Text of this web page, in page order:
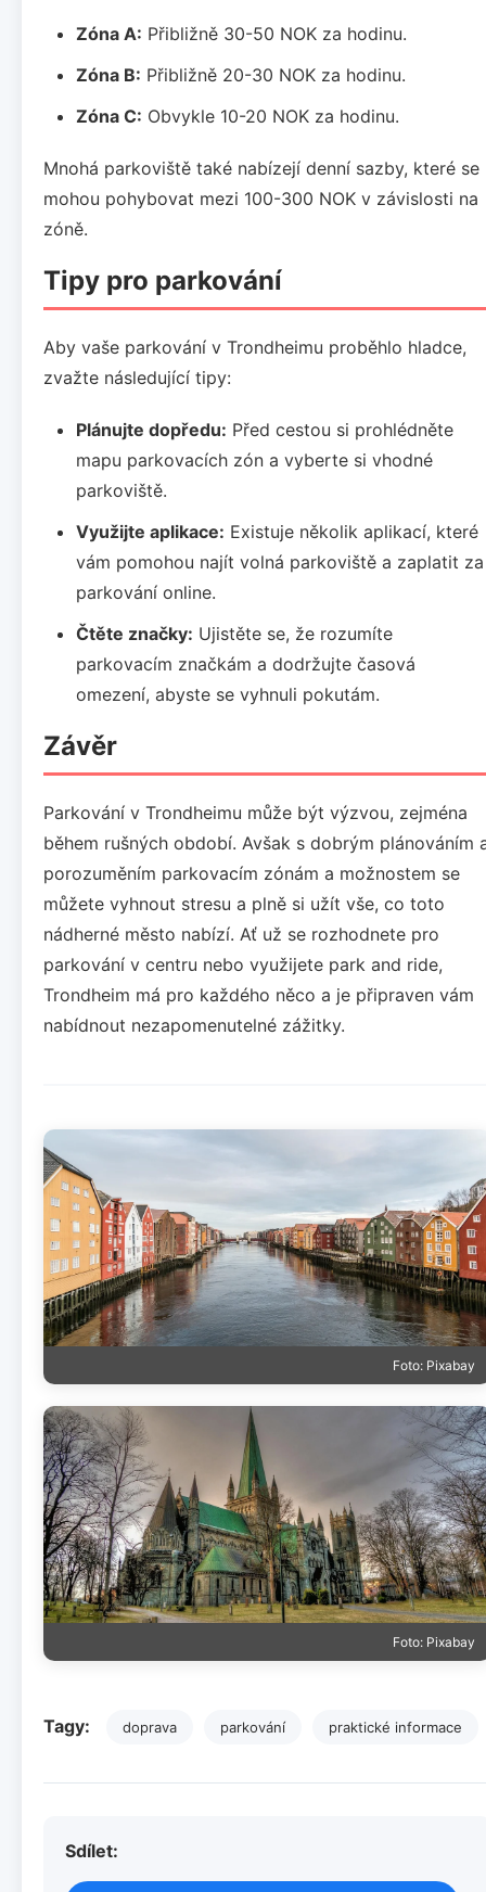
Zóna A: Přibližně 30-50 NOK za hodinu.
Zóna B: Přibližně 20-30 NOK za hodinu.
Zóna C: Obvykle 10-20 NOK za hodinu.
Mnohá parkoviště také nabízejí denní sazby, které se
mohou pohybovat mezi 100-300 NOK v závislosti na
zóně.
Tipy pro parkování
Aby vaše parkování v Trondheimu proběhlo hladce,
zvažte následující tipy:
Plánujte dopředu: Před cestou si prohlédněte
mapu parkovacích zón a vyberte si vhodné
parkoviště.
Využijte aplikace: Existuje několik aplikací, které
vám pomohou najít volná parkoviště a zaplatit za
parkování online.
Čtěte značky: Ujistěte se, že rozumíte
parkovacím značkám a dodržujte časová
omezení, abyste se vyhnuli pokutám.
Závěr
Parkování v Trondheimu může být výzvou, zejména
během rušných období. Avšak s dobrým plánováním
porozuměním parkovacím zónám a možnostem se
můžete vyhnout stresu a plně si užít vše, co toto
nádherné město nabízí. Ať už se rozhodnete pro
parkování v centru nebo využijete park and ride,
Trondheim má pro každého něco a je připraven vám
nabídnout nezapomenutelné zážitky.
Foto: Pixabay
Foto: Pixabay
Tagy: doprava parkování praktické informace
Sdílet: